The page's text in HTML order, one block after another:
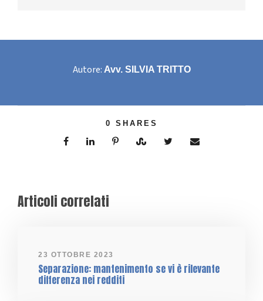
Autore: Avv. SILVIA TRITTO
0 SHARES
Articoli correlati
23 OTTOBRE 2023
Separazione: mantenimento se vi è rilevante
differenza nei redditi